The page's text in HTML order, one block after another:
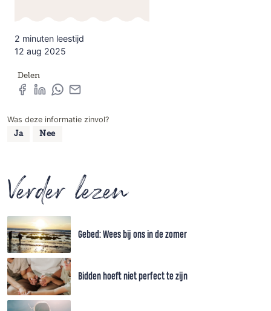
2 minuten leestijd
12 aug 2025
Delen
Was deze informatie zinvol?
Ja Nee
Verder lezen
Gebed: Wees bij ons in de zomer
Bidden hoeft niet perfect te zijn